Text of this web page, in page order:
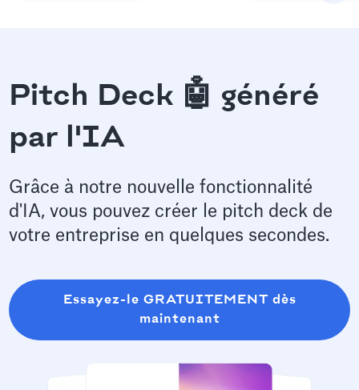
Pitch Deck 🤖 généré
par l'IA
Grâce à notre nouvelle fonctionnalité
d'IA, vous pouvez créer le pitch deck de
votre entreprise en quelques secondes.
Essayez-le GRATUITEMENT dès
maintenant